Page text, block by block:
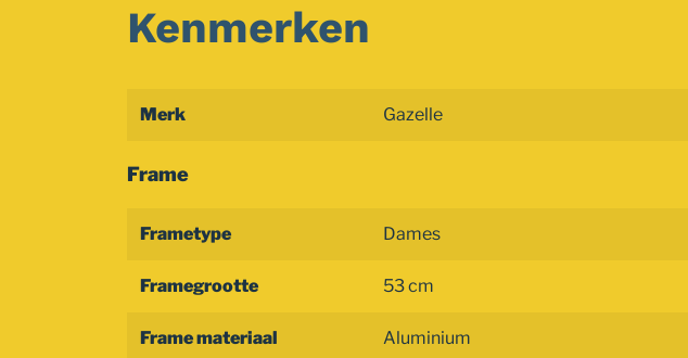
Kenmerken
Merk Gazelle
Frame
Frametype Dames
Framegrootte 53 cm
Frame materiaal Aluminium